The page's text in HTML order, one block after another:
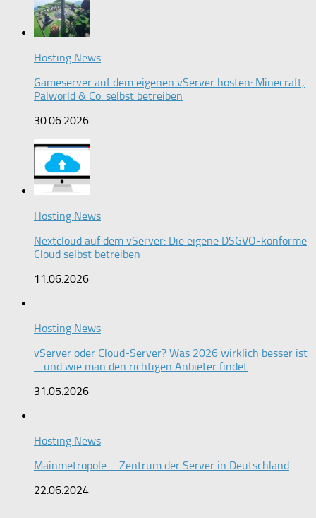
Hosting News
Gameserver auf dem eigenen vServer hosten: Minecraft,
Palworld & Co. selbst betreiben
30.06.2026
Hosting News
Nextcloud auf dem vServer: Die eigene DSGVO-konforme
Cloud selbst betreiben
11.06.2026
Hosting News
vServer oder Cloud-Server? Was 2026 wirklich besser ist
– und wie man den richtigen Anbieter findet
31.05.2026
Hosting News
Mainmetropole – Zentrum der Server in Deutschland
22.06.2024